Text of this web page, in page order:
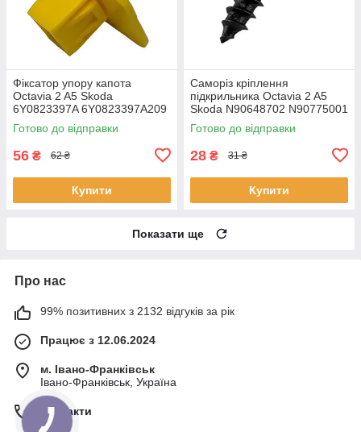
Фіксатор упору капота
Octavia 2 A5 Skoda
6Y0823397A 6Y0823397A209
Готово до відправки
56 ₴ 62 ₴
Купити
Саморіз кріплення
підкрильника Octavia 2 A5
Skoda N90648702 N90775001
Готово до відправки
28 ₴ 31 ₴
Купити
Показати ще
Про нас
99% позитивних з 2132 відгуків за рік
Працює з 12.06.2024
м. Івано-Франківськ
Івано-Франківськ, Україна
Контакти